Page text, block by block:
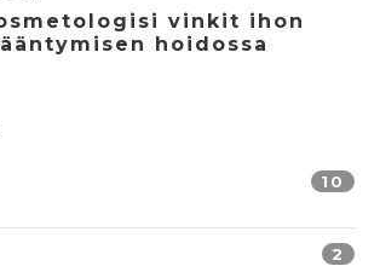
vinkit ihon
hoidossa
10
2